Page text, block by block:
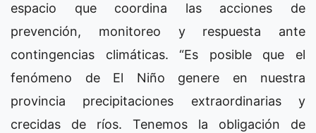
espacio que coordina las acciones de
prevención, monitoreo y respuesta ante
contingencias climáticas. “Es posible que el
fenómeno de El Niño genere en nuestra
provincia precipitaciones extraordinarias y
crecidas de ríos. Tenemos la obligación de